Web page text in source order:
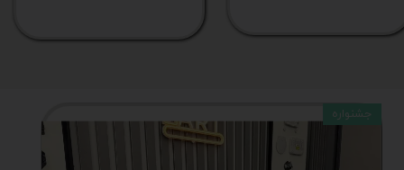
جشنواره